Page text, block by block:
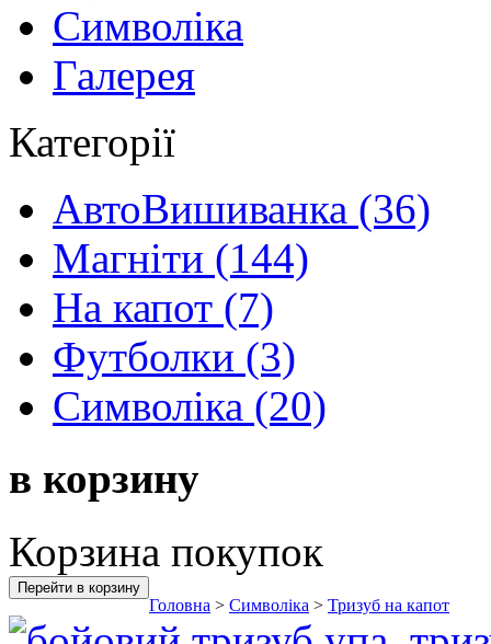
Символіка
Галерея
Категорії
АвтоВишиванка (36)
Магніти (144)
На капот (7)
Футболки (3)
Символіка (20)
в корзину
Корзина покупок
Перейти в корзину
Головна > Символіка > Тризуб на капот